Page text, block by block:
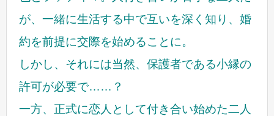
が、一緒に生活する中で互いを深く知り、婚
約を前提に交際を始めることに。
しかし、それには当然、保護者である小縁の
許可が必要で……？
一方、正式に恋人として付き合い始めた二人